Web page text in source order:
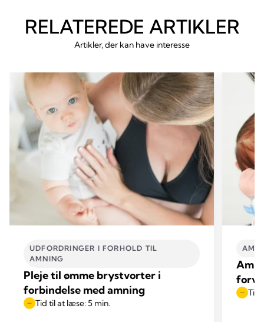
RELATEREDE ARTIKLER
Artikler, der kan have interesse
UDFORDRINGER I FORHOLD TIL
AMNING
Pleje til ømme brystvorter i
forbindelse med amning
Tid til at læse: 5 min.
Tid